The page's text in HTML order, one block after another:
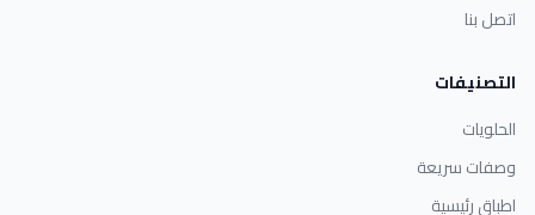
اتصل بنا
التصنيفات
الحلويات
وصفات سريعة
اطباق رئيسية